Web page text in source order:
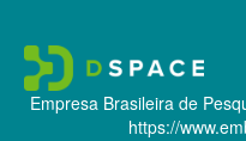
Empresa Brasileira de
https://